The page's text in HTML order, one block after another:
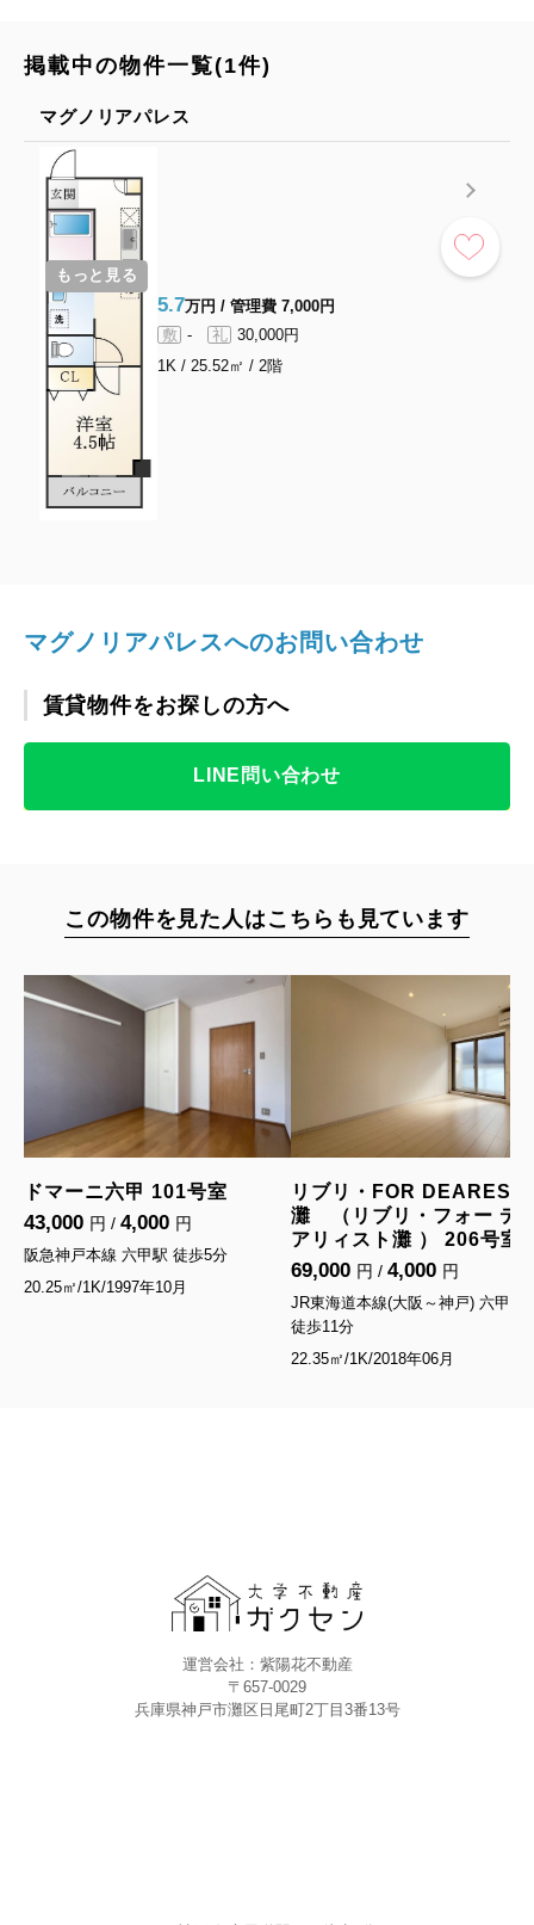
掲載中の物件一覧(1件)
マグノリアパレス
5.7万円 / 管理費 7,000円
敷 - 礼 30,000円
1K /25.52㎡ /2階
もっと見る
マグノリアパレスへのお問い合わせ
賃貸物件をお探しの方へ
LINE問い合わせ
この物件を見た人はこちらも見ています
ドマーニ六甲 101号室
43,000 円 / 4,000 円
阪急神戸本線 六甲駅 徒歩5分
20.25㎡/1K/1997年10月
リブリ・FOR DEAREST
灘 （リブリ・フォー デ
アリィスト灘 ） 206号室
69,000 円 / 4,000 円
JR東海道本線(大阪～神戸) 六甲道
徒歩11分
22.35㎡/1K/2018年06月
運営会社：紫陽花不動産
〒657-0029
兵庫県神戸市灘区日尾町2丁目3番13号